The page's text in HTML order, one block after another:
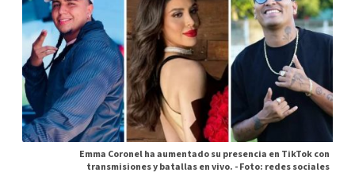
Emma Coronel ha aumentado su presencia en TikTok con
transmisiones y batallas en vivo. -Foto: redes sociales